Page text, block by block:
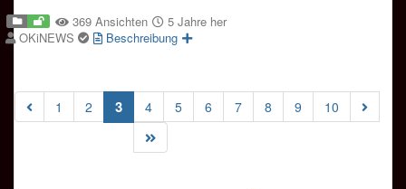
369 Ansichten
5 Jahre her
OKiNEWS
Beschreibung
1 2 3(current)
4 5 6 7 8 9 10